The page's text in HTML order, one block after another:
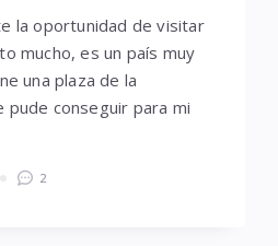
la oportunidad de visitar
mucho, es un país muy
una plaza de la
pude conseguir para mi
2